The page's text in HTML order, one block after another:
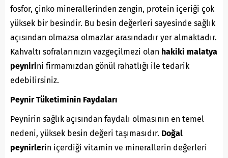
fosfor, çinko minerallerinden zengin, protein içeriği çok
yüksek bir besindir. Bu besin değerleri sayesinde sağlık
açısından olmazsa olmazlar arasındadır yer almaktadır.
Kahvaltı sofralarınızın vazgeçilmezi olan hakiki malatya
peynirini firmamızdan gönül rahatlığı ile tedarik
edebilirsiniz.
Peynir Tüketiminin Faydaları
Peynirin sağlık açısından faydalı olmasının en temel
nedeni, yüksek besin değeri taşımasıdır. Doğal
peynirlerin içerdiği vitamin ve minerallerin değerleri